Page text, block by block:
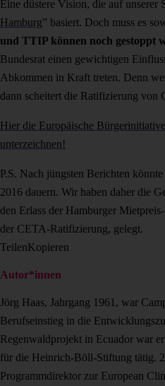
Eine düstere Vision, die auf unserer
Hamburg” basiert. Doch muss es
und TTIP können noch gestoppt
Bundesrat einen gewichtigen
Abkommen in Kraft treten. Denn
dann scheitert die Ratifizierung von
Hier die Europäische
unterzeichnen!
P.S. Nach jüngsten Berichten
2016 dauern. Wir haben daher die
den Erlass der Hamburger
der CETA-Ratifizierung, gelegt.
TeilenKopieren
Autor*innen
Jörg Haas, Jahrgang 1961, war
Berufseinstieg in die
Regenwaldprojekt in Ecuador war
für die Heinrich-Böll-Stiftung tätig.
Programmdirektor zur European